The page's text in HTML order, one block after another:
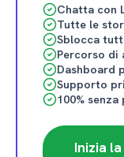
Chatta con
Tutte le
Sblocca
Percorso di
Dashboard
Supporto
100%
Inizia